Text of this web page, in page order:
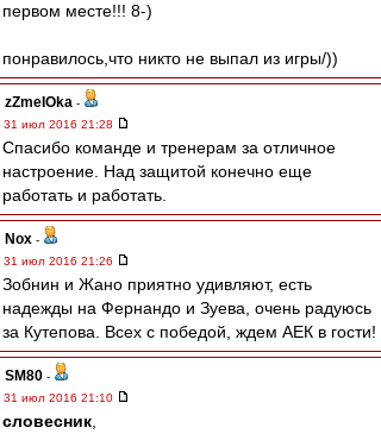
первом месте!!! 8-)
понравилось,что никто не выпал из игры/))
zZmeIOka -
31 июл 2016 21:28
Спасибо команде и тренерам за отличное
настроение. Над защитой конечно еще
работать и работать.
Nox -
31 июл 2016 21:26
Зобнин и Жано приятно удивляют, есть
надежды на Фернандо и Зуева, очень радуюсь
за Кутепова. Всех с победой, ждем АЕК в гости!
SM80 -
31 июл 2016 21:10
словесник